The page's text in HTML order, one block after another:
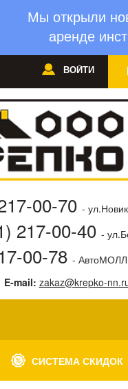
Мы открыли
аренде
ВОЙТИ
00-70 -
217-00-40 -
00-78 -
E-mail: zakaz@krepko-
СИСТЕМА СКИДОК